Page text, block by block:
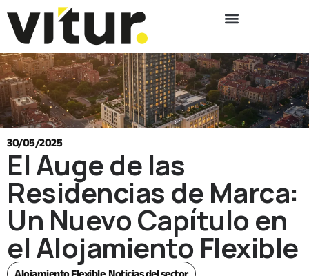
30/05/2025
El Auge de las
Residencias de Marca:
Un Nuevo Capítulo en
el Alojamiento Flexible